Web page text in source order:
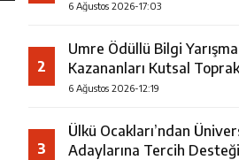
Faaliyeti
6 Ağustos 2026-17:03
2
Umre Ödüllü Bilgi
Kazananları Kutsal
Uğurlandı
6 Ağustos 2026-12:19
3
Ülkü Ocakları’ndan
Adaylarına Tercih Desteği